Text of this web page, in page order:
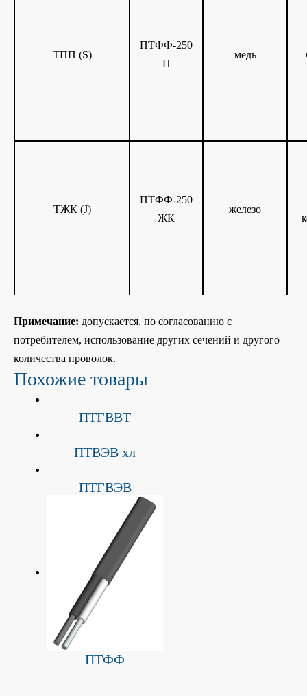
ТПП (S)
ПТФФ-250
П
медь
ТЖК (J)
ПТФФ-250
ЖК
железо
Примечание: допускается, по согласованию с
потребителем, использование других сечений и другого
количества проволок.
Похожие товары
ПTГВВT
ПТВЭB xл
ПTГBЭВ
ПТФФ